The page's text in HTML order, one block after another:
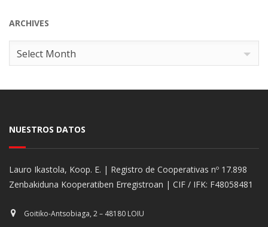
ARCHIVES
Archives
Select Month
NUESTROS DATOS
Lauro Ikastola, Koop. E. | Registro de Cooperativas nº 17.898
Zenbakiduna Kooperatiben Erregistroan | CIF / IFK: F48058481
Goitiko-Antsobiaga, 2 – 48180 LOIU